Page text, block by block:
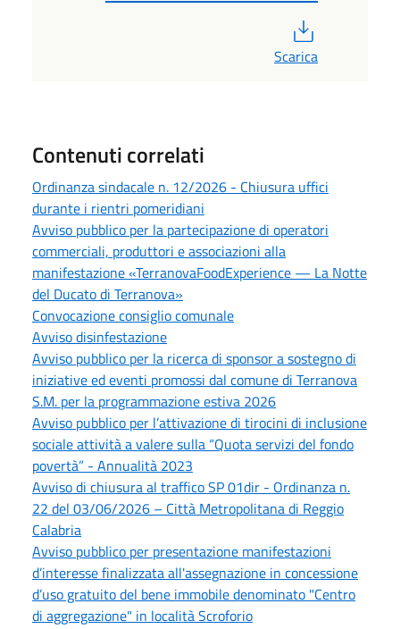
Scarica
Contenuti correlati
Ordinanza sindacale n. 12/2026 - Chiusura uffici
durante i rientri pomeridiani
Avviso pubblico per la partecipazione di operatori
commerciali, produttori e associazioni alla
manifestazione «TerranovaFoodExperience — La Notte
del Ducato di Terranova»
Convocazione consiglio comunale
Avviso disinfestazione
Avviso pubblico per la ricerca di sponsor a sostegno di
iniziative ed eventi promossi dal comune di Terranova
S.M. per la programmazione estiva 2026
Avviso pubblico per l’attivazione di tirocini di inclusione
sociale attività a valere sulla “Quota servizi del fondo
povertà” - Annualità 2023
Avviso di chiusura al traffico SP 01dir - Ordinanza n.
22 del 03/06/2026 – Città Metropolitana di Reggio
Calabria
Avviso pubblico per presentazione manifestazioni
d’interesse finalizzata all'assegnazione in concessione
d’uso gratuito del bene immobile denominato "Centro
di aggregazione" in località Scroforio